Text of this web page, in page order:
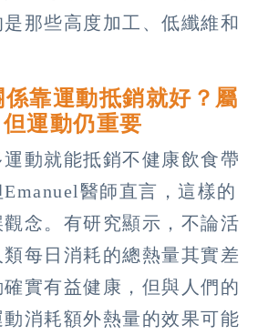
那些高度加工、低纖維和
靠運動抵銷就好？屬
運動仍重要
動就能抵銷不健康飲食帶
醫師直言，這樣的
念。有研究顯示，不論活
每日消耗的總熱量其實差
實有益健康，但與人們的
消耗額外熱量的效果可能